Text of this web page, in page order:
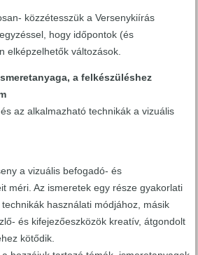
közzétesszük a Versenykiírás
hogy időpontok (és
elképzelhetők változások.
a felkészüléshez
az alkalmazható technikák a vizuális
a vizuális befogadó- és
méri. Az ismeretek egy része gyakorlati
használati módjához, másik
és kifejezőeszközök kreatív, átgondolt
kötődik.